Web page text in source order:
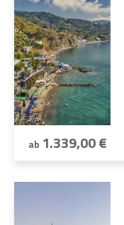
ab 1.339,00 €